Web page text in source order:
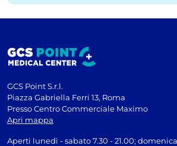
GCS Point S.r.l.
Piazza Gabriella Ferri 13, Roma
Presso Centro Commerciale Maximo
Apri mappa
Aperti lunedì - sabato 7.30 - 21.00; domenica